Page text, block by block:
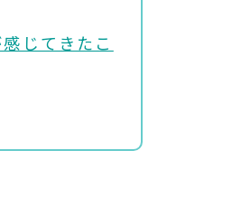
じてきたこ